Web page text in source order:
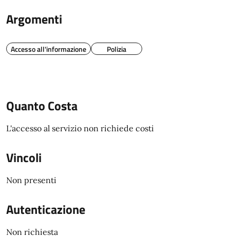
Argomenti
Accesso all'informazione Polizia
Quanto Costa
L'accesso al servizio non richiede costi
Vincoli
Non presenti
Autenticazione
Non richiesta